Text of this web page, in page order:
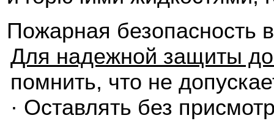
Пожарная
Для надежной защиты
помнить, что не
· Оставлять без